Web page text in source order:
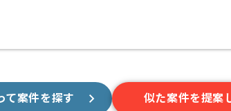
て案件を探す 似た案件を提案